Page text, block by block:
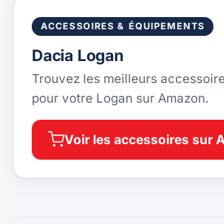
ACCESSOIRES & ÉQUIPEMENTS
Dacia Logan
Trouvez les meilleurs
pour votre Logan sur Amazon.
Voir les accessoires sur